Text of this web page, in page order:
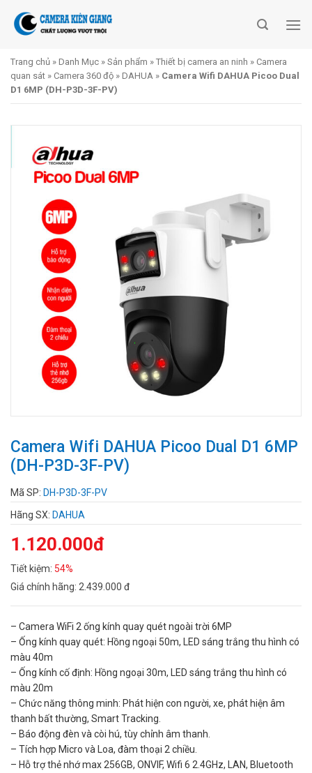
Trang chủ » Danh Mục » Sản phẩm » Thiết bị camera an ninh » Camera
quan sát » Camera 360 độ » DAHUA » Camera Wifi DAHUA Picoo Dual
D1 6MP (DH-P3D-3F-PV)
Camera Wifi DAHUA Picoo Dual D1 6MP
(DH-P3D-3F-PV)
Mã SP: DH-P3D-3F-PV
Hãng SX: DAHUA
1.120.000đ
Tiết kiệm: 54%
Giá chính hãng: 2.439.000 đ
– Camera WiFi 2 ống kính quay quét ngoài trời 6MP
– Ống kính quay quét: Hồng ngoại 50m, LED sáng trắng thu hình có
màu 40m
– Ống kính cố định: Hồng ngoại 30m, LED sáng trắng thu hình có
màu 20m
– Chức năng thông minh: Phát hiện con người, xe, phát hiện âm
thanh bất thường, Smart Tracking.
– Báo động đèn và còi hú, tùy chỉnh âm thanh.
– Tích hợp Micro và Loa, đàm thoại 2 chiều.
– Hỗ trợ thẻ nhớ max 256GB, ONVIF, Wifi 6 2.4GHz, LAN, Bluetooth